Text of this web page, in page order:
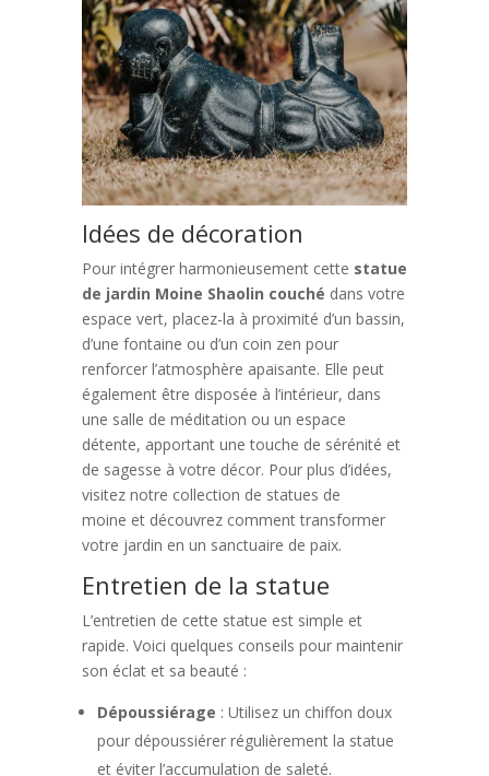
Idées de décoration
Pour intégrer harmonieusement cette statue
de jardin Moine Shaolin couché dans votre
espace vert, placez-la à proximité d’un bassin,
d’une fontaine ou d’un coin zen pour
renforcer l’atmosphère apaisante. Elle peut
également être disposée à l’intérieur, dans
une salle de méditation ou un espace
détente, apportant une touche de sérénité et
de sagesse à votre décor. Pour plus d’idées,
visitez notre collection de statues de
moine et découvrez comment transformer
votre jardin en un sanctuaire de paix.
Entretien de la statue
L’entretien de cette statue est simple et
rapide. Voici quelques conseils pour maintenir
son éclat et sa beauté :
Dépoussiérage : Utilisez un chiffon doux
pour dépoussiérer régulièrement la statue
et éviter l’accumulation de saleté.